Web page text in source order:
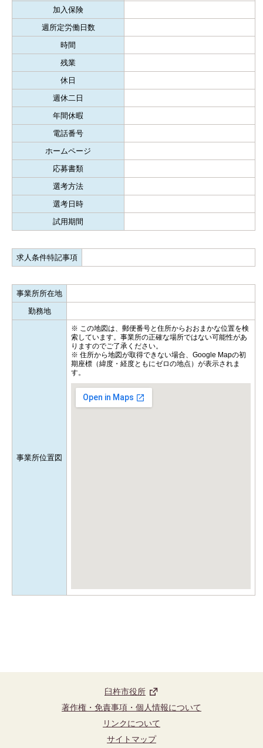
加入保険
週所定労働日数
時間
残業
休日
週休二日
年間休暇
電話番号
ホームページ
応募書類
選考方法
選考日時
試用期間
求人条件特記事項
事業所所在地
勤務地
事業所位置図
※ この地図は、郵便番号と住所からおおまかな位置を検
索しています。事業所の正確な場所ではない可能性があ
りますのでご了承ください。
※ 住所から地図が取得できない場合、Google Mapの初
期座標（緯度・経度ともにゼロの地点）が表示されま
す。
臼杵市役所
著作権・免責事項・個人情報について
リンクについて
サイトマップ